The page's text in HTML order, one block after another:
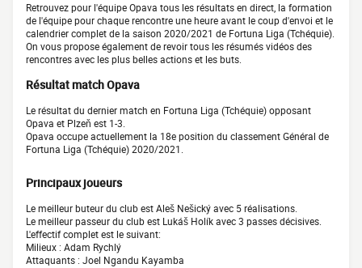
Retrouvez pour l'équipe Opava tous les résultats en direct, la formation
de l'équipe pour chaque rencontre une heure avant le coup d'envoi et le
calendrier complet de la saison 2020/2021 de Fortuna Liga (Tchéquie).
On vous propose également de revoir tous les résumés vidéos des
rencontres avec les plus belles actions et les buts.
Résultat match Opava
Le résultat du dernier match en Fortuna Liga (Tchéquie) opposant
Opava et Plzeň est 1-3.
Opava occupe actuellement la 18e position du classement Général de
Fortuna Liga (Tchéquie) 2020/2021.
Principaux joueurs
Le meilleur buteur du club est Aleš Nešický avec 5 réalisations.
Le meilleur passeur du club est Lukáš Holík avec 3 passes décisives.
L'effectif complet est le suivant:
Milieux : Adam Rychlý
Attaquants : Joel Ngandu Kayamba